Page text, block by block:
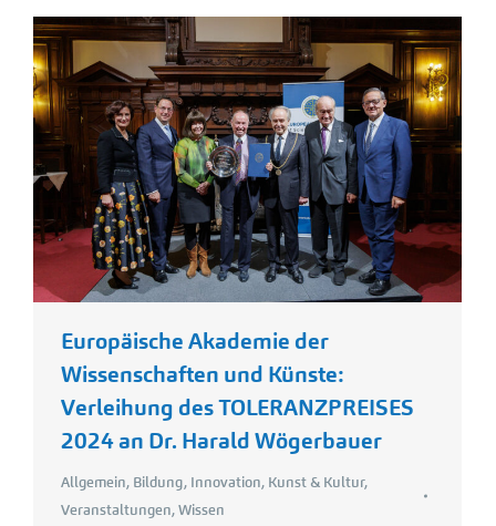
Europäische Akademie der
Wissenschaften und Künste:
Verleihung des TOLERANZPREISES
2024 an Dr. Harald Wögerbauer
Allgemein, Bildung, Innovation, Kunst & Kultur,
Veranstaltungen,Wissen